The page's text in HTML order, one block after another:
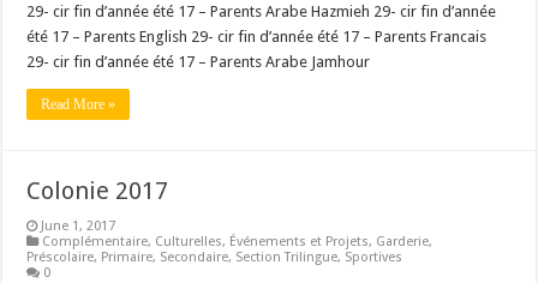
29- cir fin d’année été 17 – Parents Arabe Hazmieh 29- cir fin d’année
été 17 – Parents English 29- cir fin d’année été 17 – Parents Francais
29- cir fin d’année été 17 – Parents Arabe Jamhour
Read More »
Colonie 2017
June 1, 2017
Complémentaire, Culturelles, Événements et Projets, Garderie,
Préscolaire, Primaire, Secondaire, Section Trilingue, Sportives
0